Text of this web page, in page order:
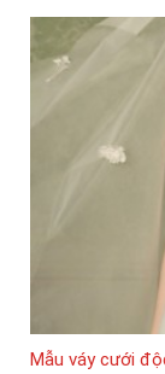
Mẫu váy cưới